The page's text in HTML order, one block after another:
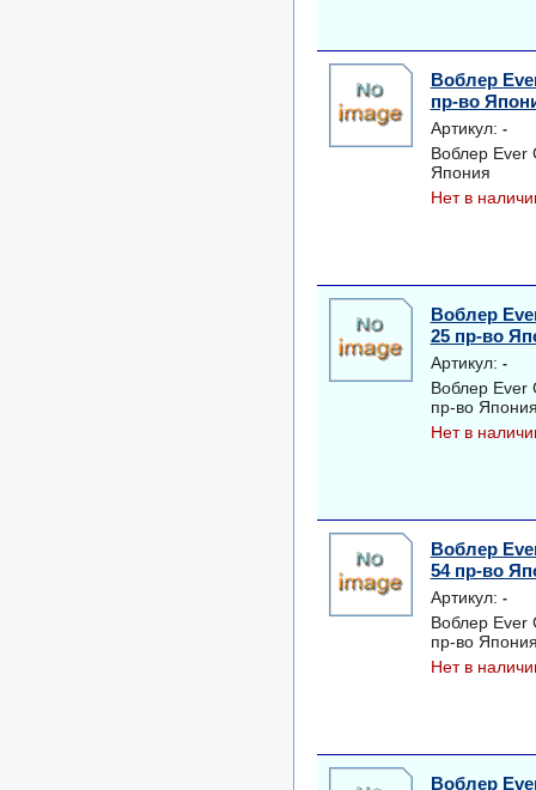
Воблер
пр-во
Артикул: -
Воблер Ever
Япония
Нет в
Воблер
25 пр-во
Артикул: -
Воблер Ever
пр-во
Нет в
Воблер
54 пр-во
Артикул: -
Воблер Ever
пр-во
Нет в
Воблер